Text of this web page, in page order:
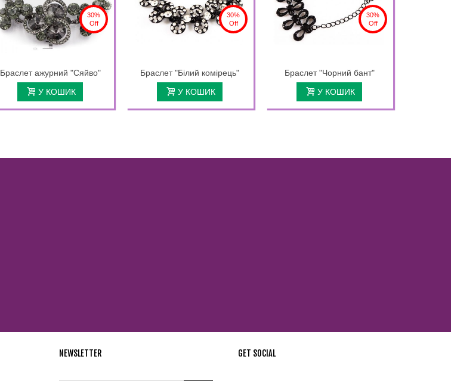
30%
Off
Браслет ажурний "Сяйво"
У КОШИК
30%
Off
Браслет "Білий комірець"
У КОШИК
30%
Off
Браслет "Чорний бант"
У КОШИК
NEWSLETTER GET SOCIAL